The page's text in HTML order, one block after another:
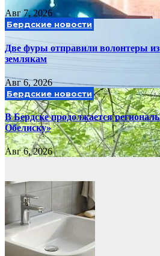
Авг 7, 2026
Бердские новости
Две фуры отправили волонтеры
землякам
Авг 6, 2026
Бердские новости
В Бердске продолжается
Обелиску»
Авг 6, 2026